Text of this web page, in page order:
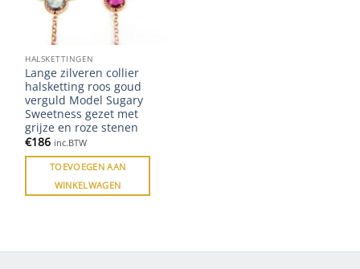
HALSKETTINGEN
Lange zilveren collier
halsketting roos goud
verguld Model Sugary
Sweetness gezet met
grijze en roze stenen
€186 inc.BTW
TOEVOEGEN AAN
WINKELWAGEN